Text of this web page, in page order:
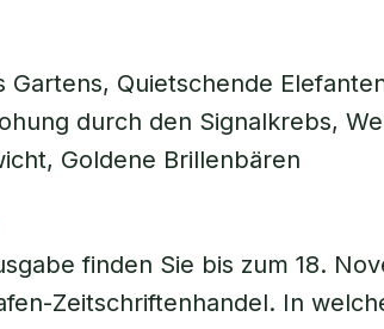
Gartens, Quietschende
durch den Signalkrebs,
Goldene Brillenbären
finden Sie bis zum 18.
Zeitschriftenhandel. In